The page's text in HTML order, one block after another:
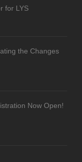
for LYS
the Changes
Now Open!